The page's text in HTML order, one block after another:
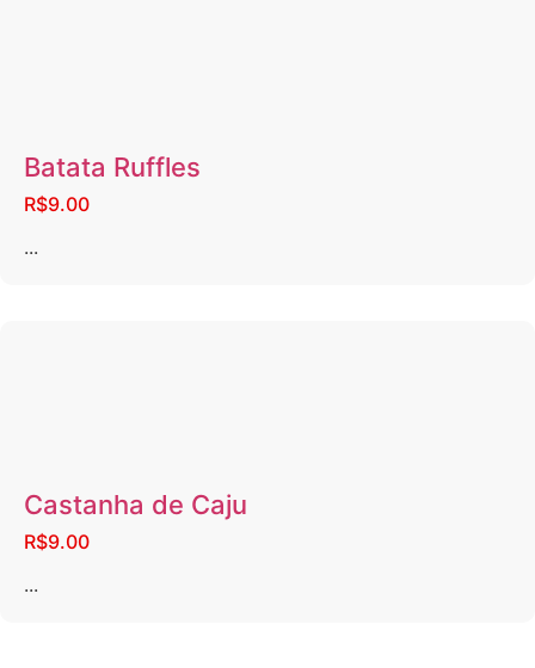
Batata Ruffles
R$9.00
...
Castanha de Caju
R$9.00
...